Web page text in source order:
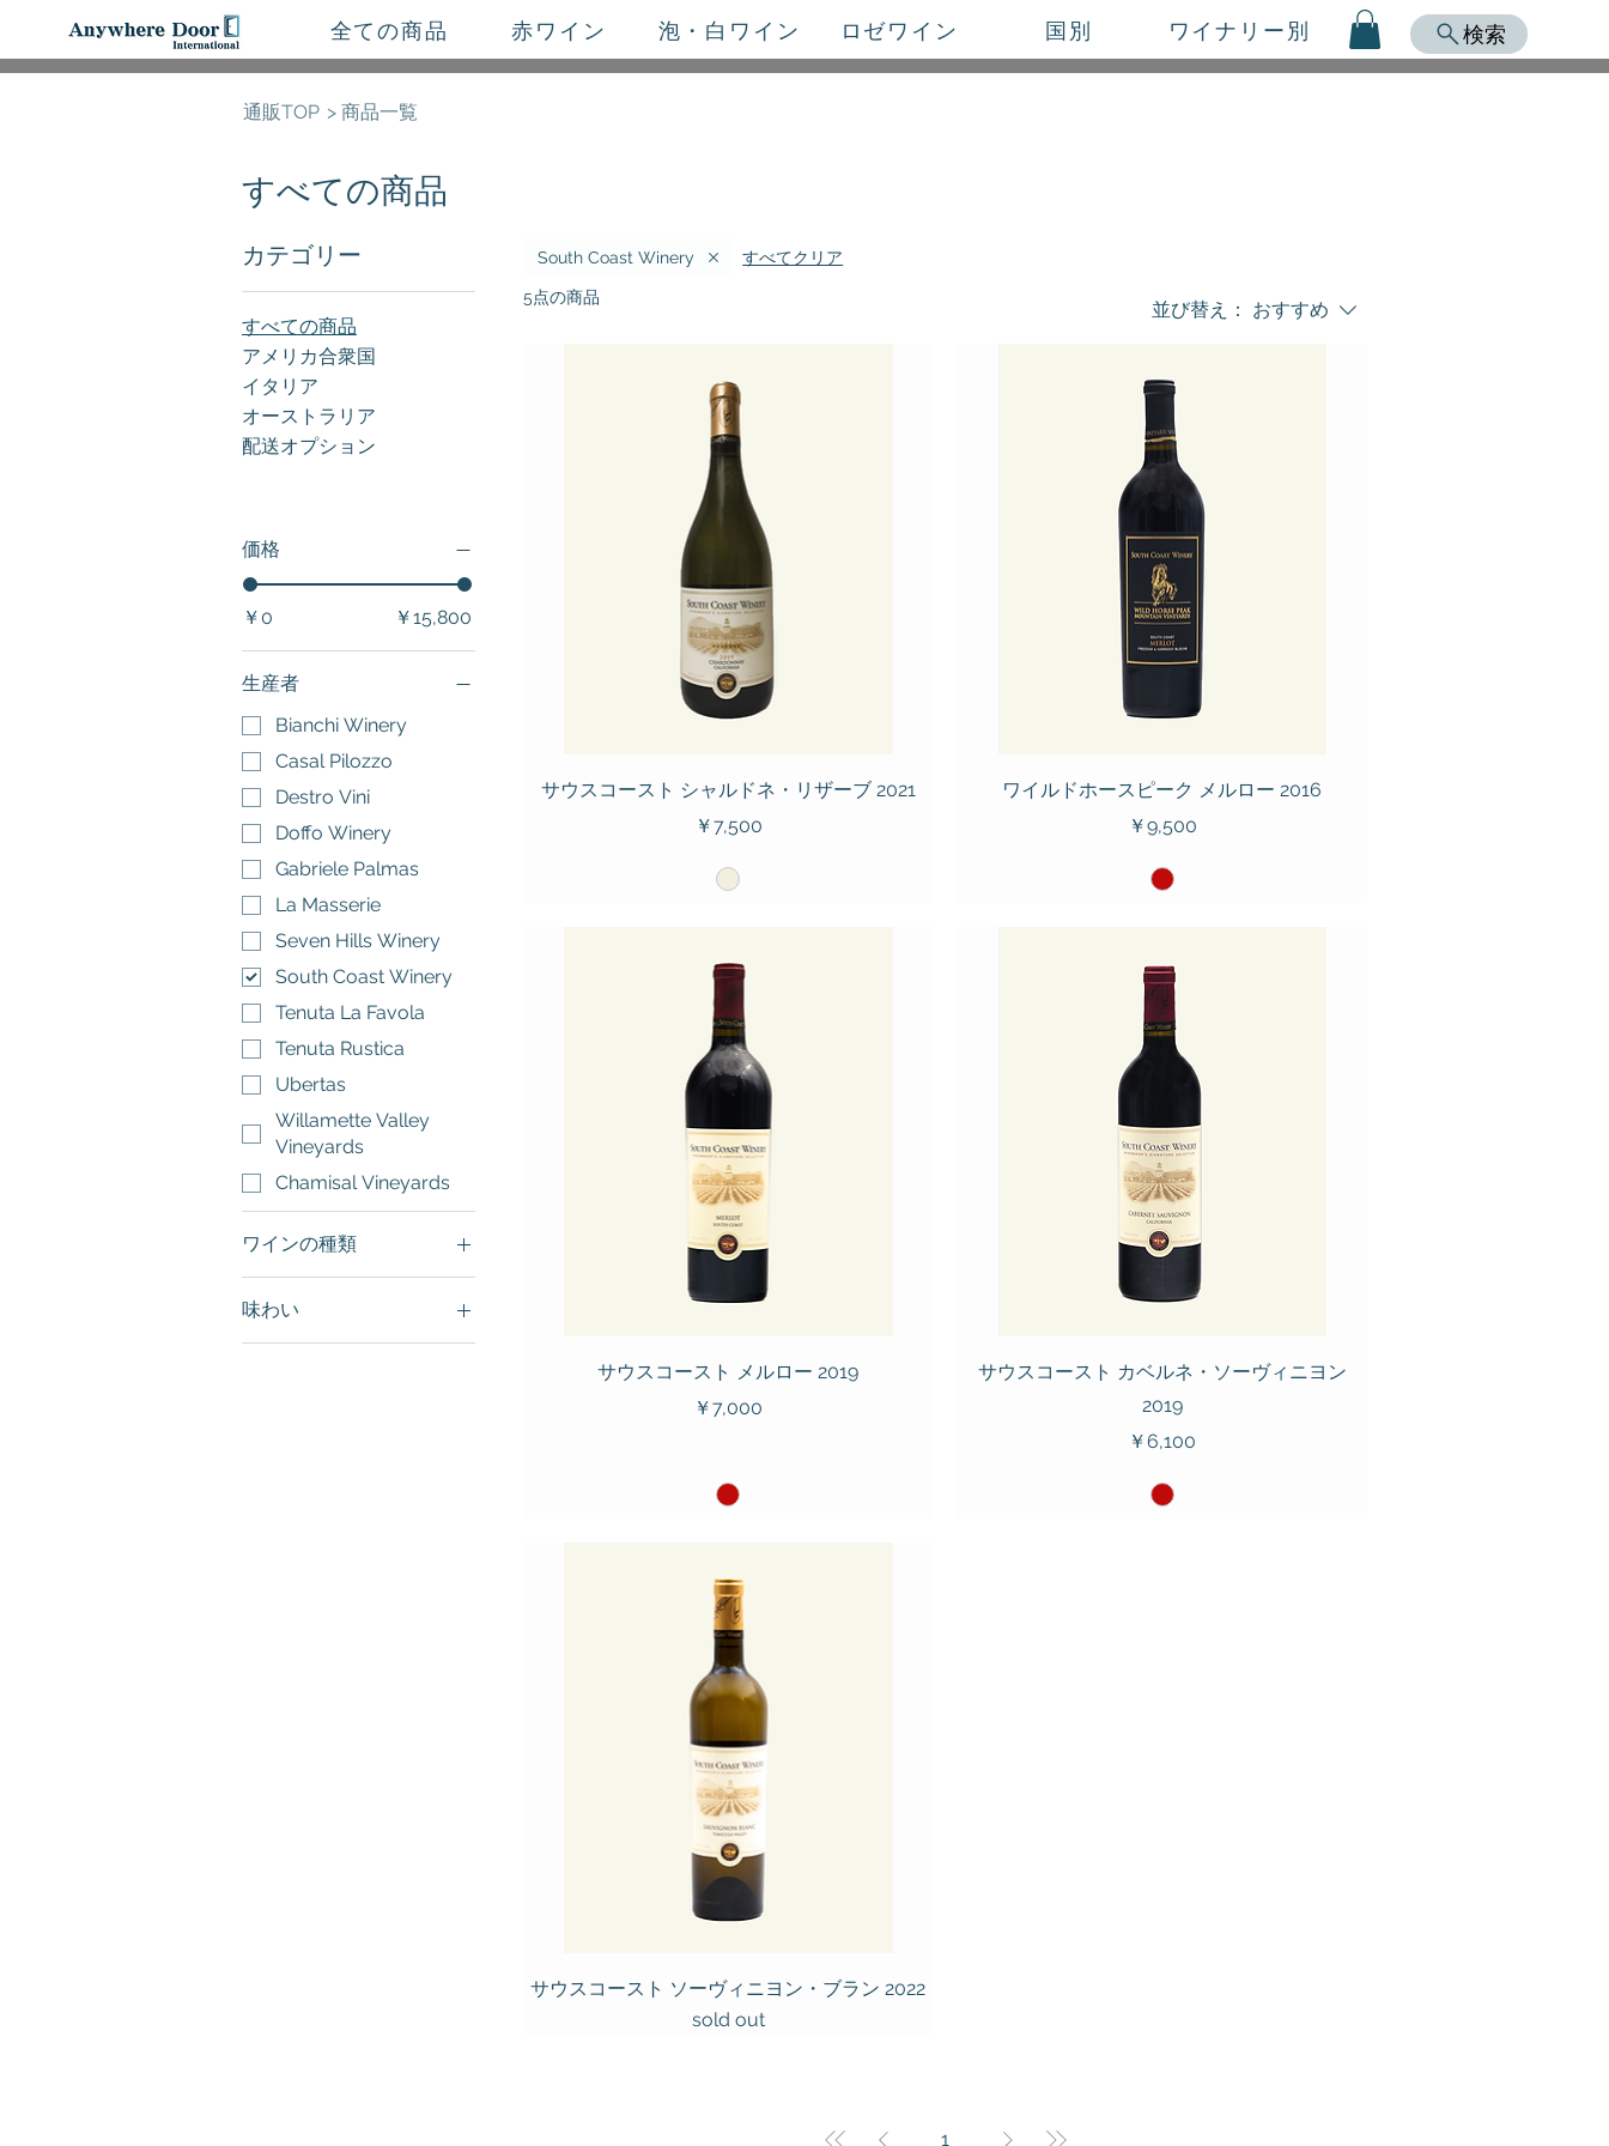
全ての商品 赤ワイン 泡・白ワイン ロゼワイン 国別 ワイナリー別 検索
通販TOP > 商品一覧
すべての商品
カテゴリー
すべての商品
アメリカ合衆国
イタリア
オーストラリア
配送オプション
価格
￥0 ￥15,800
生産者
Bianchi Winery
Casal Pilozzo
Destro Vini
Doffo Winery
Gabriele Palmas
La Masserie
Seven Hills Winery
South Coast Winery
Tenuta La Favola
Tenuta Rustìca
Ubertas
Willamette Valley
Vineyards
Chamisal Vineyards
ワインの種類
白ワイン
味わい
South Coast Winery すべてクリア
5点の商品
並び替え： おすすめ
サウスコースト シャルドネ・リザーブ 2021
価格
￥7,500
ワイルドホースピーク メルロー 2016
価格
￥9,500
サウスコースト メルロー 2019
価格
￥7,000
サウスコースト カベルネ・ソーヴィニヨン
2019
価格
￥6,100
サウスコースト ソーヴィニヨン・ブラン 2022
sold out
1